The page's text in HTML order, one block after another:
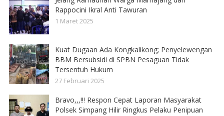
Rappocini Ikral Anti Tawuran
1 Maret 2025
Kuat Dugaan Ada Kongkalikong; Penyelewengan
BBM Bersubsidi di SPBN Pesaguan Tidak
Tersentuh Hukum
27 Februari 2025
Bravo,,,!!! Respon Cepat Laporan Masyarakat
Polsek Simpang Hilir Ringkus Pelaku Penipuan